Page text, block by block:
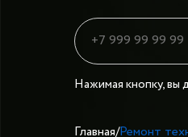
Нажимая кнопку, вы
Главная/Ремонт